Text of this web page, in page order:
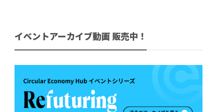
イベントアーカイブ動画 販売中！